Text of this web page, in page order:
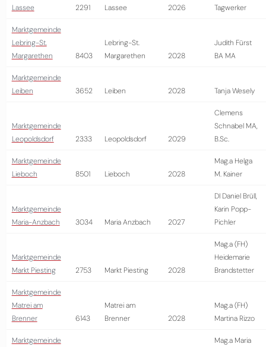
Lassee
2291 Lassee 2026
Tagwerker
Marktgemeinde
Lebring-St.
Margarethen
8403
Lebring-St.
Margarethen
2028
Judith Fürst
BA MA
Marktgemeinde
Leiben
3652 Leiben 2028 Tanja Wesely
Marktgemeinde
Leopoldsdorf
2333 Leopoldsdorf 2029
Clemens
Schnabel MA,
B.Sc.
Marktgemeinde
Lieboch
8501 Lieboch 2028
Mag.a Helga
M. Kainer
Marktgemeinde
Maria-Anzbach
3034 Maria Anzbach 2027
DI Daniel Brüll,
Karin Popp-
Pichler
Marktgemeinde
Markt Piesting
2753 Markt Piesting 2028
Mag.a (FH)
Heidemarie
Brandstetter
Marktgemeinde
Matrei am
Brenner
6143
Matrei am
Brenner
2028
Mag.a (FH)
Martina Rizzo
Marktgemeinde
Mag.a Maria